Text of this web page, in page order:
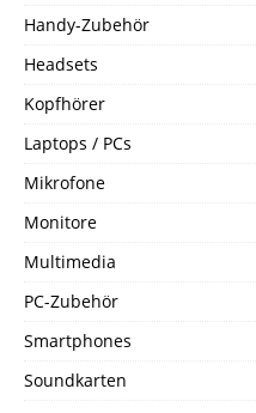
Handy-Zubehör
Headsets
Kopfhörer
Laptops / PCs
Mikrofone
Monitore
Multimedia
PC-Zubehör
Smartphones
Soundkarten